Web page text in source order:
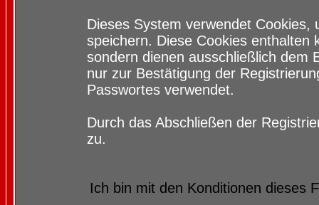
Dieses System verwendet
speichern. Diese Cookies enthalten
sondern dienen ausschließlich dem
nur zur Bestätigung der
Passwortes verwendet.
Durch das Abschließen der
zu.
Ich bin mit den Konditionen dieses